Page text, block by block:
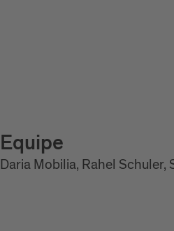
Equipe
Daria Mobilia, Rahel Schuler,